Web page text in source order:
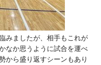
みましたが、相手もこれが
なか思うように試合を運べ
から盛り返すシーンもあり